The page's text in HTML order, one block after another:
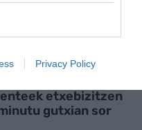
Privacy Policy
urte osoko gastua
etxebizitzen
gutxian sor